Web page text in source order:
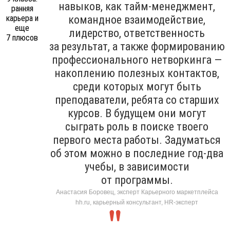
навыков, как тайм-менеджмент,
командное взаимодействие,
лидерство, ответственность
за результат, а также формированию
профессионального нетворкинга —
накоплению полезных контактов,
среди которых могут быть
преподаватели, ребята со старших
курсов. В будущем они могут
сыграть роль в поиске твоего
первого места работы. Задуматься
об этом можно в последние год-два
учебы, в зависимости
от программы.
Анастасия Боровец, эксперт Карьерного маркетплейса
hh.ru, карьерный консультант, HR-эксперт